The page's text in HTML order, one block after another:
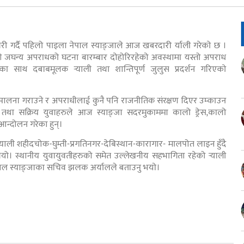
गर्दै पहिलो पाइला नेपाल स्याङ्जाले आज खबरदारी र्याली गरेकाे छ ।
जघन्य अपराधको घटना बारम्बार दोहोरिरहेको अवस्थामा यस्तो अपराध
साथ दबाबमूलक र्‍याली तथा शान्तिपूर्ण जुलुस प्रदर्शन गरिएकाे
गराउने र अपराधीलाई कुनै पनि राजनीतिक संरक्षण दिएर उम्काउन
सक्रिय युवाहरुले आज स्याङ्जा सदरमुकाममा कालो ड्रेस,कालो
गरेका हुन्।
शहीदचोक-घुम्ती-प्रगतिनगर-देबिस्थान-कारागार- मालपोत लाइन हुँदै
स्थानीय युवायुवतीहरुको समेत उल्लेखनीय सहभागिता रहेको र्‍याली
स्याङ्जाका सचिव झलक अर्यालले बताउनु भयाे।